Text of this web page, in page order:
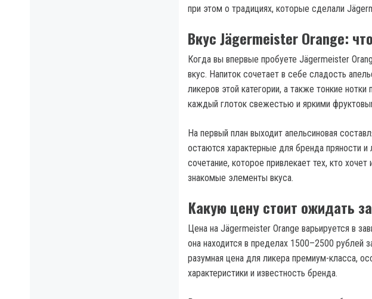
при этом о традициях, которые сделали
Вкус Jägermeister Orange:
Когда вы впервые пробуете Jägermeister
вкус. Напиток сочетает в себе сладость
ликеров этой категории, а также тонкие
каждый глоток свежестью и яркими
На первый план выходит апельсиновая
остаются характерные для бренда пряности и
сочетание, которое привлекает тех, кто
знакомые элементы вкуса.
Какую цену стоит ожидать
Цена на Jägermeister Orange варьируется в
она находится в пределах 1500–2500 рублей
разумная цена для ликера премиум-класса,
характеристики и известность бренда.